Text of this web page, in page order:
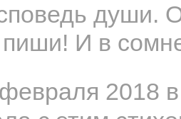
души.
И в
2018